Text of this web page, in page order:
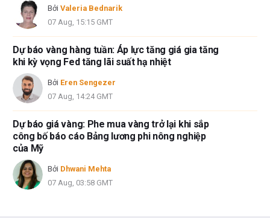
Bởi Valeria Bednarik
07 Aug, 15:15 GMT
Dự báo vàng hàng tuần: Áp lực tăng giá gia tăng
khi kỳ vọng Fed tăng lãi suất hạ nhiệt
Bởi Eren Sengezer
07 Aug, 14:24 GMT
Dự báo giá vàng: Phe mua vàng trở lại khi sắp
công bố báo cáo Bảng lương phi nông nghiệp
của Mỹ
Bởi Dhwani Mehta
07 Aug, 03:58 GMT